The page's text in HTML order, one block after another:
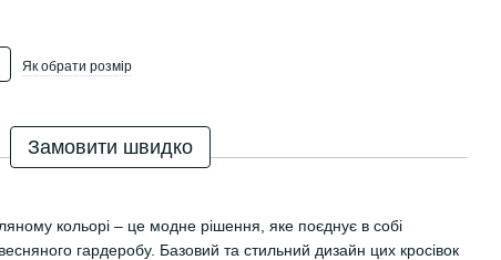
Як обрати розмір
Замовити швидко
кольорі – це модне рішення, яке поєднує в собі
гардеробу. Базовий та стильний дизайн цих кросівок